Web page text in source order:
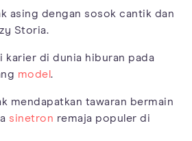
asing dengan sosok cantik dan
Storia.
karier di dunia hiburan pada
model.
mendapatkan tawaran bermain
sinetron remaja populer di